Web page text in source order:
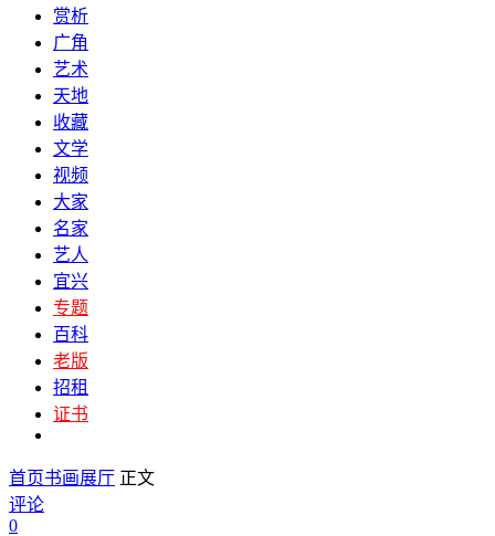
赏析
广角
艺术
天地
收藏
文学
视频
大家
名家
艺人
宜兴
专题
百科
老版
招租
证书
首页书画展厅 正文
评论
0